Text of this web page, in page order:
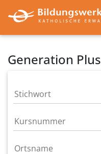
Generation Plus